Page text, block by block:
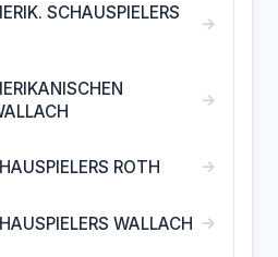
SCHAUSPIELERS
→
→
ROTH →
WALLACH →